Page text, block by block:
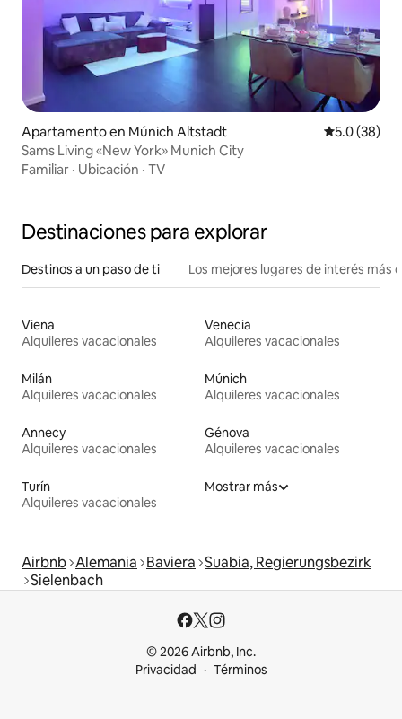
Apartamento en Múnich Altstadt Calificación
5.0 (38)
Sams Living «New York» Munich City
Familiar · Ubicación · TV
Destinaciones para explorar
Destinos a un paso de ti Los mejores lugares de interés más
Viena
Alquileres vacacionales
Venecia
Alquileres vacacionales
Milán
Alquileres vacacionales
Múnich
Alquileres vacacionales
Annecy
Alquileres vacacionales
Génova
Alquileres vacacionales
Turín
Alquileres vacacionales
Mostrar más
Airbnb Alemania Baviera Suabia, Regierungsbezirk
Sielenbach
© 2026 Airbnb, Inc.
Privacidad
Términos